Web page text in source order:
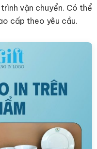
vận chuyển. Có thể
cấp theo yêu cầu.